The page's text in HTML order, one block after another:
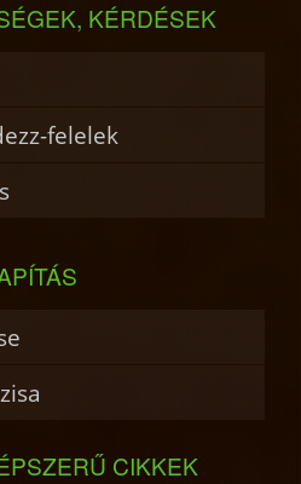
KÉRDÉSEK
felelek
CIKKEK